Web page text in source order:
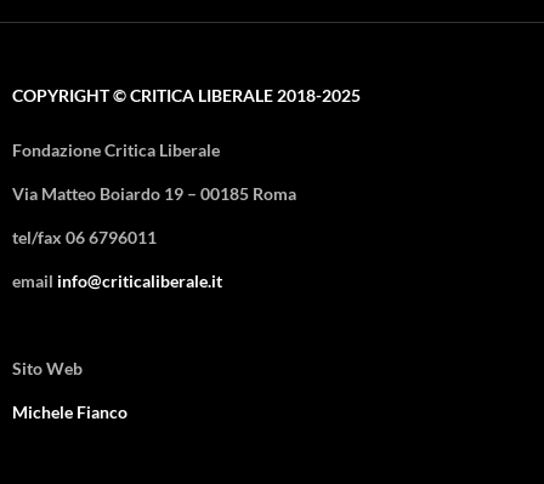
COPYRIGHT © CRITICA LIBERALE 2018-2025
Fondazione Critica Liberale
Via Matteo Boiardo 19 – 00185 Roma
tel/fax 06 6796011
email info@criticaliberale.it
Sito Web
Michele Fianco